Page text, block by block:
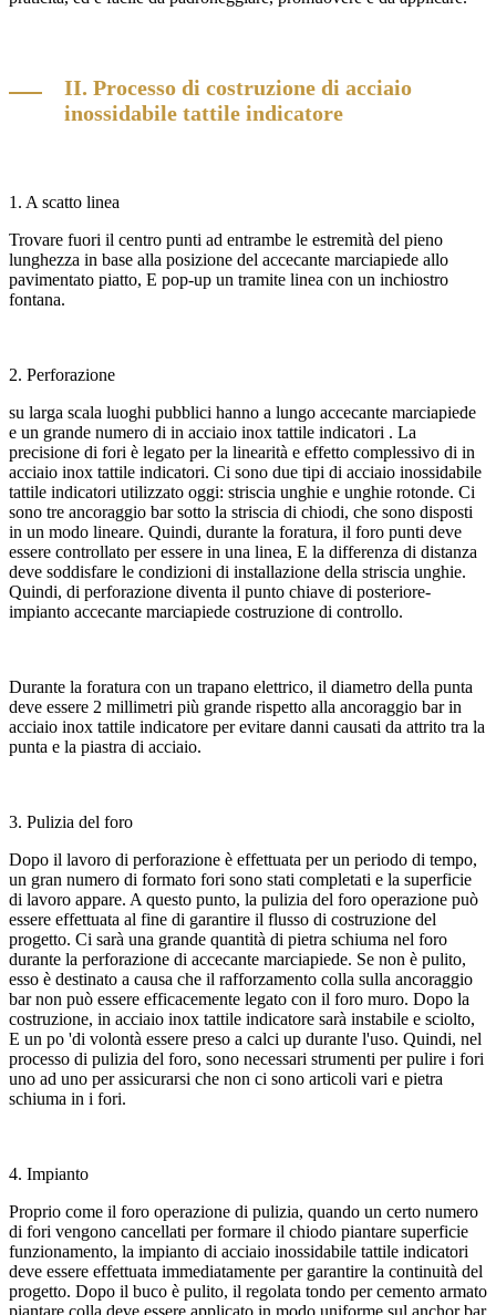
II. Processo di costruzione di acciaio
inossidabile tattile indicatore
1. A scatto linea
Trovare fuori il centro punti ad entrambe le estremità del pieno
lunghezza in base alla posizione del accecante marciapiede allo
pavimentato piatto, E pop-up un tramite linea con un inchiostro
fontana.
2. Perforazione
su larga scala luoghi pubblici hanno a lungo accecante marciapiede
e un grande numero di in acciaio inox tattile indicatori . La
precisione di fori è legato per la linearità e effetto complessivo di in
acciaio inox tattile indicatori. Ci sono due tipi di acciaio inossidabile
tattile indicatori utilizzato oggi: striscia unghie e unghie rotonde. Ci
sono tre ancoraggio bar sotto la striscia di chiodi, che sono disposti
in un modo lineare. Quindi, durante la foratura, il foro punti deve
essere controllato per essere in una linea, E la differenza di distanza
deve soddisfare le condizioni di installazione della striscia unghie.
Quindi, di perforazione diventa il punto chiave di posteriore-
impianto accecante marciapiede costruzione di controllo.
Durante la foratura con un trapano elettrico, il diametro della punta
deve essere 2 millimetri più grande rispetto alla ancoraggio bar in
acciaio inox tattile indicatore per evitare danni causati da attrito tra la
punta e la piastra di acciaio.
3. Pulizia del foro
Dopo il lavoro di perforazione è effettuata per un periodo di tempo,
un gran numero di formato fori sono stati completati e la superficie
di lavoro appare. A questo punto, la pulizia del foro operazione può
essere effettuata al fine di garantire il flusso di costruzione del
progetto. Ci sarà una grande quantità di pietra schiuma nel foro
durante la perforazione di accecante marciapiede. Se non è pulito,
esso è destinato a causa che il rafforzamento colla sulla ancoraggio
bar non può essere efficacemente legato con il foro muro. Dopo la
costruzione, in acciaio inox tattile indicatore sarà instabile e sciolto,
E un po 'di volontà essere preso a calci up durante l'uso. Quindi, nel
processo di pulizia del foro, sono necessari strumenti per pulire i fori
uno ad uno per assicurarsi che non ci sono articoli vari e pietra
schiuma in i fori.
4. Impianto
Proprio come il foro operazione di pulizia, quando un certo numero
di fori vengono cancellati per formare il chiodo piantare superficie
funzionamento, la impianto di acciaio inossidabile tattile indicatori
deve essere effettuata immediatamente per garantire la continuità del
progetto. Dopo il buco è pulito, il regolata tondo per cemento armato